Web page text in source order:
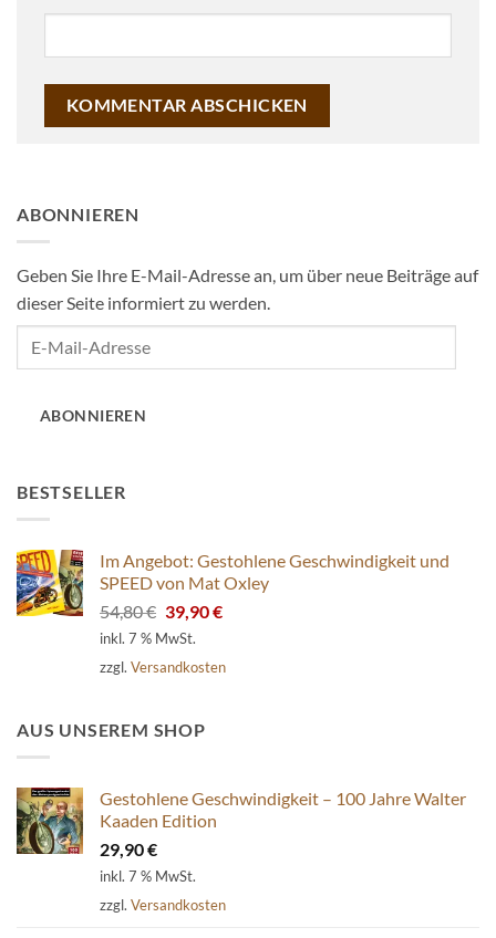
ABONNIEREN
Geben Sie Ihre E-Mail-Adresse an, um über neue Beiträge auf
dieser Seite informiert zu werden.
ABONNIEREN
BESTSELLER
Im Angebot: Gestohlene Geschwindigkeit und
SPEED von Mat Oxley
54,80€ Ursprünglicher
Preis
war:
54,80 €
39,90€Aktueller
39,90 €.
inkl. 7 % MwSt.
zzgl. Versandkosten
AUS UNSEREM SHOP
Gestohlene Geschwindigkeit – 100 Jahre Walter
Kaaden Edition
29,90€
inkl. 7 % MwSt.
zzgl. Versandkosten